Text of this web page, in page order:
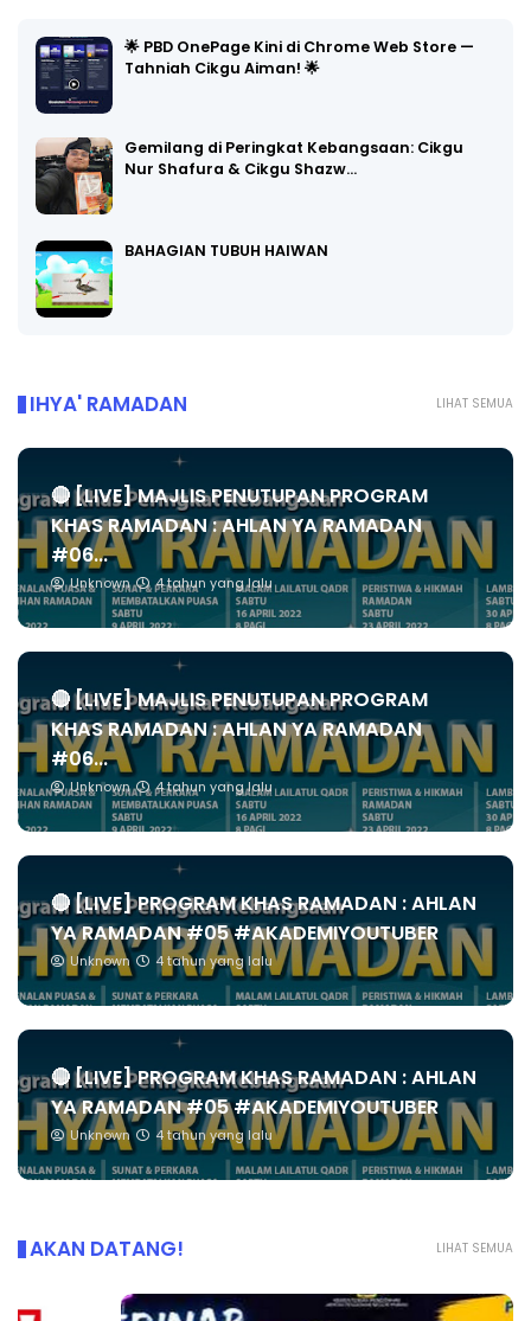
🌟 PBD OnePage Kini di Chrome Web Store —
Tahniah Cikgu Aiman! 🌟
Gemilang di Peringkat Kebangsaan: Cikgu
Nur Shafura & Cikgu Shazw…
BAHAGIAN TUBUH HAIWAN
LIHAT SEMUA
IHYA' RAMADAN
🔴 [LIVE] MAJLIS PENUTUPAN PROGRAM
KHAS RAMADAN : AHLAN YA RAMADAN
#06...
Unknown 4 tahun yang lalu
🔴 [LIVE] MAJLIS PENUTUPAN PROGRAM
KHAS RAMADAN : AHLAN YA RAMADAN
#06...
Unknown 4 tahun yang lalu
🔴 [LIVE] PROGRAM KHAS RAMADAN : AHLAN
YA RAMADAN #05 #AKADEMIYOUTUBER
Unknown 4 tahun yang lalu
🔴 [LIVE] PROGRAM KHAS RAMADAN : AHLAN
YA RAMADAN #05 #AKADEMIYOUTUBER
Unknown 4 tahun yang lalu
LIHAT SEMUA
AKAN DATANG!